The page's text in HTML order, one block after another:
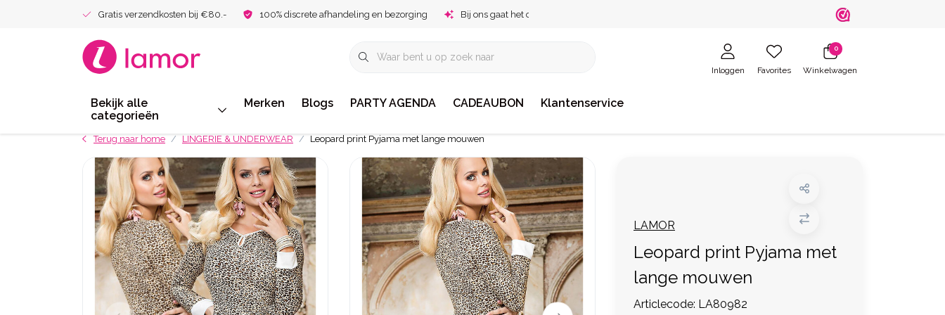
Gratis verzendkosten bij €80.- 100% discrete afhandeling en bezorging Bij ons gaat het om jou!
Inloggen Favorites
0
Winkelwagen
Bekijk alle
categorieën
Merken Blogs PARTY AGENDA CADEAUBON Klantenservice
Terug naar home LINGERIE & UNDERWEAR Leopard print Pyjama met lange mouwen
LAMOR
Leopard print Pyjama met
lange mouwen
Articlecode: LA80982